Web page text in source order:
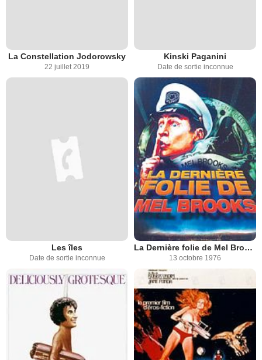
La Constellation Jodorowsky
22 juillet 2019
Kinski Paganini
Date de sortie inconnue
Les îles
Date de sortie inconnue
La Dernière folie de Mel Brooks
13 octobre 1976